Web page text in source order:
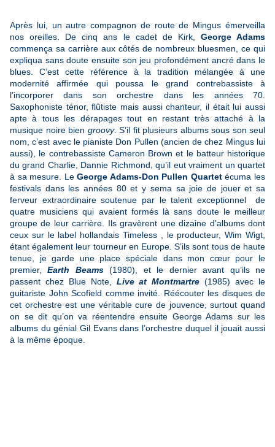
Après lui, un autre compagnon de route de Mingus émerveilla
nos oreilles. De cinq ans le cadet de Kirk, George Adams
commença sa carrière aux côtés de nombreux bluesmen, ce qui
expliqua sans doute ensuite son jeu profondément ancré dans le
blues. C’est cette référence à la tradition mélangée à une
modernité affirmée qui poussa le grand contrebassiste à
l’incorporer dans son orchestre dans les années 70.
Saxophoniste ténor, flûtiste mais aussi chanteur, il était lui aussi
apte à tous les dérapages tout en restant très attaché à la
musique noire bien groovy. S’il fit plusieurs albums sous son seul
nom, c’est avec le pianiste Don Pullen (ancien de chez Mingus lui
aussi), le contrebassiste Cameron Brown et le batteur historique
du grand Charlie, Dannie Richmond, qu’il eut vraiment un quartet
à sa mesure. LeGeorge Adams-Don Pullen Quartetécuma les
festivals dans les années 80 et y sema sa joie de jouer et sa
ferveur extraordinaire soutenue par le talent exceptionnel de
quatre musiciens qui avaient formés là sans doute le meilleur
groupe de leur carrière. Ils gravèrent une dizaine d’albums dont
ceux sur le label hollandais Timeless , le producteur, Wim Wigt,
étant également leur tourneur en Europe. S’ils sont tous de haute
tenue, je garde une place spéciale dans mon cœur pour le
premier,Earth Beams(1980), et le dernier avant qu’ils ne
passent chez Blue Note, Live at Montmartre (1985) avec le
guitariste John Scofield comme invité. Réécouter les disques de
cet orchestre est une véritable cure de jouvence, surtout quand
on se dit qu’on va réentendre ensuite George Adams sur les
albums du génial Gil Evans dans l’orchestre duquel il jouait aussi
à la même époque.